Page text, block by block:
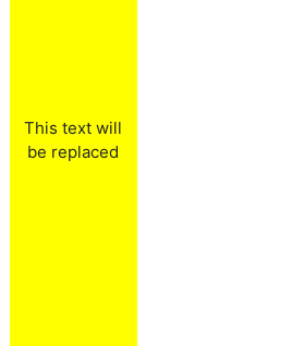
This text will
be replaced